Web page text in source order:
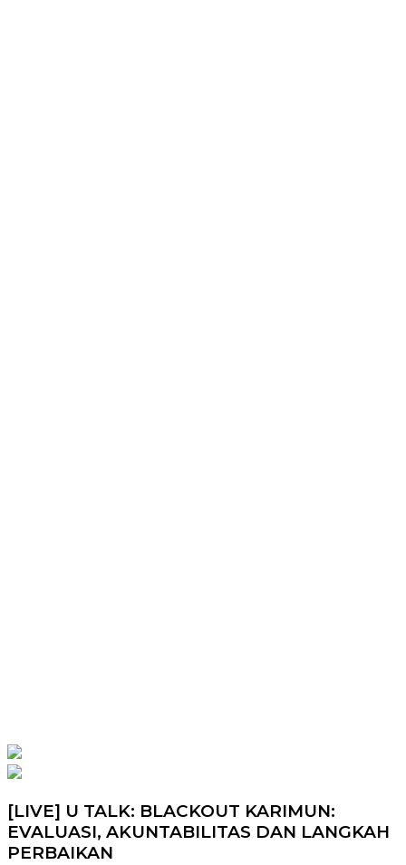
[LIVE] U TALK: BLACKOUT KARIMUN:
EVALUASI, AKUNTABILITAS DAN LANGKAH
PERBAIKAN